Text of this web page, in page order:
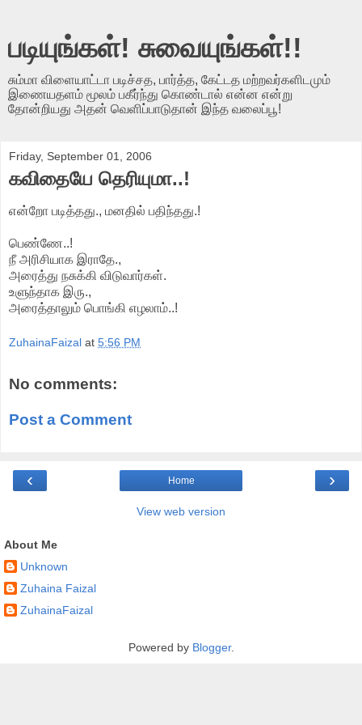
படியுங்கள்! சுவையுங்கள்!!
சும்மா விளையாட்டா படிச்சத, பார்த்த, கேட்டத மற்றவர்களிடமும்
இணையதளம் மூலம் பகீர்ந்து கொண்டால் என்ன என்று
தோன்றியது அதன் வெளிப்பாடுதான் இந்த வலைப்பூ!
Friday, September 01, 2006
கவிதையே தெரியுமா..!
என்றோ படித்தது., மனதில் பதிந்தது.!
பெண்ணே..!
நீ அரிசியாக இராதே.,
அரைத்து நசுக்கி விடுவார்கள்.
உளுந்தாக இரு.,
அரைத்தாலும் பொங்கி எழலாம்..!
ZuhainaFaizal at 5:56 PM
No comments:
Post a Comment
‹ ›
Home
View web version
About Me
Unknown
Zuhaina Faizal
ZuhainaFaizal
Powered by Blogger.